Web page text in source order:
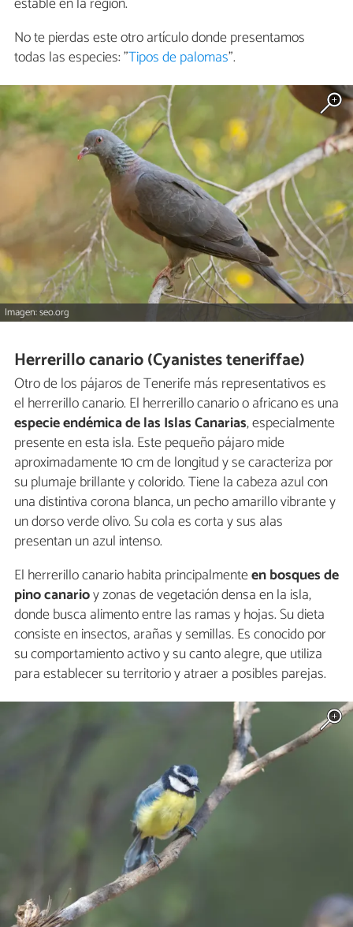
No te pierdas este otro artículo donde presentamos
todas las especies: "Tipos de palomas".
Imagen: seo.org
Herrerillo canario (Cyanistes teneriffae)
Otro de los pájaros de Tenerife más representativos es
el herrerillo canario. El herrerillo canario o africano es una
especie endémica de las Islas Canarias, especialmente
presente en esta isla. Este pequeño pájaro mide
aproximadamente 10 cm de longitud y se caracteriza por
su plumaje brillante y colorido. Tiene la cabeza azul con
una distintiva corona blanca, un pecho amarillo vibrante y
un dorso verde olivo. Su cola es corta y sus alas
presentan un azul intenso.
El herrerillo canario habita principalmenteen bosques de
pino canarioy zonas de vegetación densa en la isla,
donde busca alimento entre las ramas y hojas. Su dieta
consiste en insectos,arañas y semillas. Es conocido por
su comportamiento activo y su canto alegre, que utiliza
para establecer su territorio y atraer a posibles parejas.